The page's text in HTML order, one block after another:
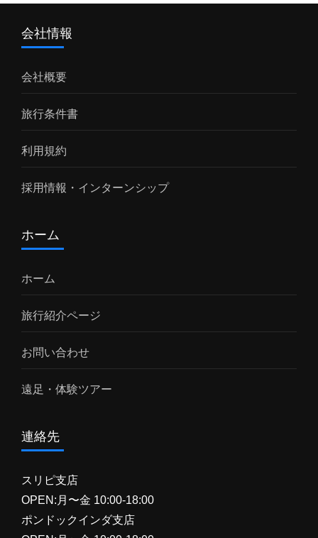
会社情報
会社概要
旅行条件書
利用規約
採用情報・インターンシップ
ホーム
ホーム
旅行紹介ページ
お問い合わせ
遠足・体験ツアー
連絡先
スリピ支店
OPEN:月〜金 10:00-18:00
ポンドックインダ支店